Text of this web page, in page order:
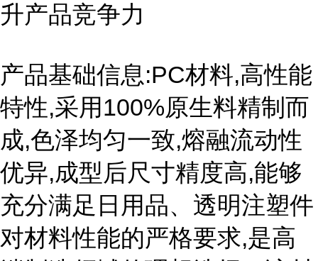
升产品竞争力
产品基础信息:PC材料,高性能
特性,采用100%原生料精制而
成,色泽均匀一致,熔融流动性
优异,成型后尺寸精度高,能够
充分满足日用品、透明注塑件
对材料性能的严格要求,是高